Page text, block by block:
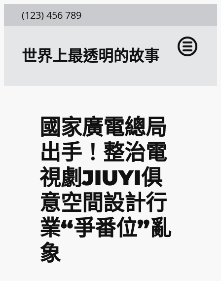
至
(123) 456 789
世界上最透明的故事
國家廣電總局
出手！整治電
視劇JIUYI俱
意空間設計行
業“爭番位”亂
象